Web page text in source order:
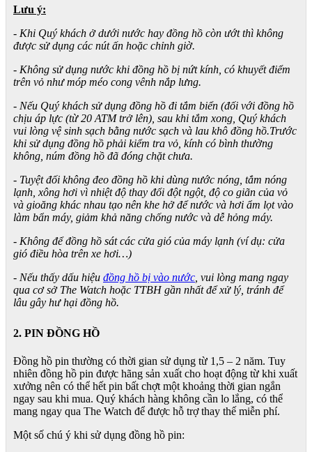
Lưu ý:
- Khi Quý khách ở dưới nước hay đồng hồ còn ướt thì không
được sử dụng các nút ấn hoặc chỉnh giờ.
- Không sử dụng nước khi đồng hồ bị nứt kính, có khuyết điểm
trên vỏ như móp méo cong vênh nắp lưng.
- Nếu Quý khách sử dụng đồng hồ đi tắm biển (đối với đồng hồ
chịu áp lực (từ 20 ATM trở lên), sau khi tắm xong, Quý khách
vui lòng vệ sinh sạch bằng nước sạch và lau khô đồng hồ.Trước
khi sử dụng đồng hồ phải kiểm tra vỏ, kính có bình thường
không, núm đồng hồ đã đóng chặt chưa.
- Tuyệt đối không đeo đồng hồ khi dùng nước nóng, tắm nóng
lạnh, xông hơi vì nhiệt độ thay đổi đột ngột, độ co giãn của vỏ
và gioăng khác nhau tạo nên khe hở để nước và hơi ẩm lọt vào
làm bẩn máy, giảm khả năng chống nước và dễ hỏng máy.
- Không để đồng hồ sát các cửa gió của máy lạnh (ví dụ: cửa
gió điều hòa trên xe hơi…)
- Nếu thấy dấu hiệu đồng hồ bị vào nước , vui lòng mang ngay
qua cơ sở The Watch hoặc TTBH gần nhất để xử lý, tránh để
lâu gây hư hại đồng hồ.
2. PIN ĐỒNG HỒ
Đồng hồ pin thường có thời gian sử dụng từ 1,5 – 2 năm. Tuy
nhiên đồng hồ pin được hãng sản xuất cho hoạt động từ khi xuất
xưởng nên có thể hết pin bất chợt một khoảng thời gian ngắn
ngay sau khi mua. Quý khách hàng không cần lo lắng, có thể
mang ngay qua The Watch để được hỗ trợ thay thế miễn phí.
Một số chú ý khi sử dụng đồng hồ pin: